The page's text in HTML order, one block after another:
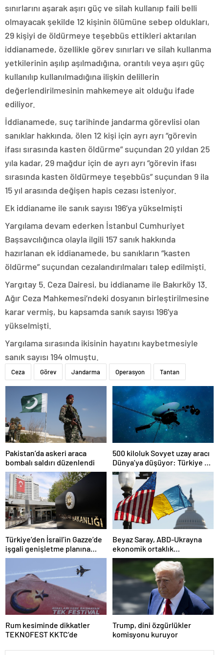
sınırlarını aşarak aşırı güç ve silah kullanıp faili belli
olmayacak şekilde 12 kişinin ölümüne sebep oldukları,
29 kişiyi de öldürmeye teşebbüs ettikleri aktarılan
iddianamede, özellikle görev sınırları ve silah kullanma
yetkilerinin aşılıp aşılmadığına, orantılı veya aşırı güç
kullanılıp kullanılmadığına ilişkin delillerin
değerlendirilmesinin mahkemeye ait olduğu ifade
ediliyor.
İddianamede, suç tarihinde jandarma görevlisi olan
sanıklar hakkında, ölen 12 kişi için ayrı ayrı “görevin
ifası sırasında kasten öldürme” suçundan 20 yıldan 25
yıla kadar, 29 mağdur için de ayrı ayrı “görevin ifası
sırasında kasten öldürmeye teşebbüs” suçundan 9 ila
15 yıl arasında değişen hapis cezası isteniyor.
Ek iddianame ile sanık sayısı 196’ya yükselmişti
Yargılama devam ederken İstanbul Cumhuriyet
Başsavcılığınca olayla ilgili 157 sanık hakkında
hazırlanan ek iddianamede, bu sanıkların “kasten
öldürme” suçundan cezalandırılmaları talep edilmişti.
Yargıtay 5. Ceza Dairesi, bu iddianame ile Bakırköy 13.
Ağır Ceza Mahkemesi’ndeki dosyanın birleştirilmesine
karar vermiş, bu kapsamda sanık sayısı 196’ya
yükselmişti.
Yargılama sırasında ikisinin hayatını kaybetmesiyle
sanık sayısı 194 olmuştu.
Ceza Görev Jandarma Operasyon Tantan
Pakistan’da askeri araca
bombalı saldırı düzenlendi
500 kiloluk Sovyet uzay aracı
Dünya’ya düşüyor: Türkiye de
risk altında
Türkiye’den İsrail’in Gazze’de
işgali genişletme planına
tepki
Beyaz Saray, ABD-Ukrayna
ekonomik ortaklık
anlaşmasının detaylarını
Rum kesiminde dikkatler
TEKNOFEST KKTC’de
Trump, dini özgürlükler
komisyonu kuruyor